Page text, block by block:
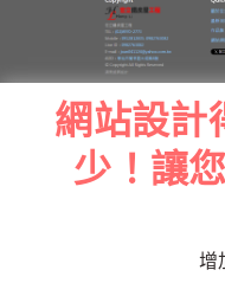
網站設計
少！讓
增